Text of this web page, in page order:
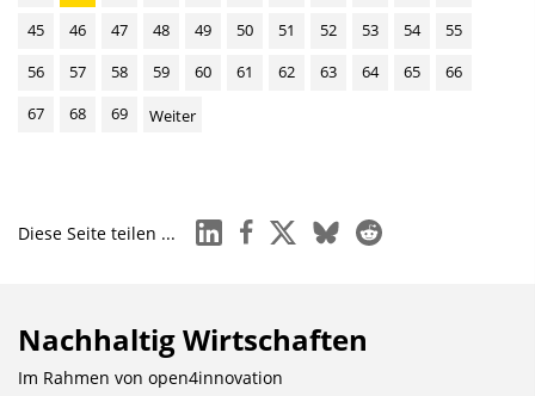
45
46 47 48 49 50 51 52 53 54
55
56
57 58 59 60 61 62 63 64 65
66
67
68 69 Weiter
Diese Seite teilen ... linkedinfacebook
x blueskyreddit
Nachhaltig Wirtschaften
Im Rahmen von open4innovation